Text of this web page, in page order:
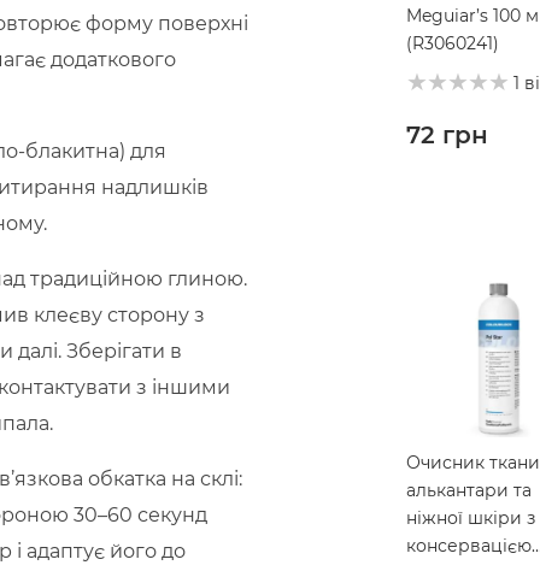
форму поверхні
додаткового
блакитна) для
надлишків
традиційною глиною.
клеєву сторону з
Зберігати в
з іншими
обкатка на склі:
30–60 секунд
адаптує його до
Meguiar’s 100
(R3060241)
1
72 грн
Очисник
алькантари та
ніжної шкіри з
консервацією